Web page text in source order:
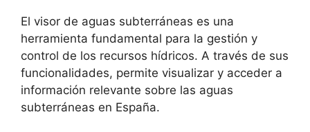
El visor de aguas subterráneas es una
herramienta fundamental para la gestión y
control de los recursos hídricos. A través de sus
funcionalidades, permite visualizar y acceder a
información relevante sobre las aguas
subterráneas en España.